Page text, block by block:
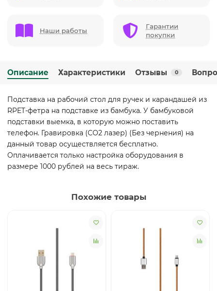
Наши работы
Гарантии
покупки
Описание Характеристики Отзывы 0
Подставка на рабочий стол для ручек и карандашей из
RPET-фетра на подставке из бамбука. У бамбуковой
подставки выемка, в которую можно поставить
телефон. Гравировка (CO2 лазер) (Без чернения) на
данный товар осуществляется бесплатно.
Оплачивается только настройка оборудования в
размере 1000 рублей на весь тираж.
Похожие товары